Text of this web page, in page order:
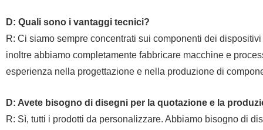
D: Quali sono i vantaggi tecnici?
R: Ci siamo sempre concentrati sui componenti dei
inoltre abbiamo completamente fabbricare macchine e
esperienza nella progettazione e nella produzione di
D: Avete bisogno di disegni per la quotazione e la
R: Sì, tutti i prodotti da personalizzare. Abbiamo bisogno di